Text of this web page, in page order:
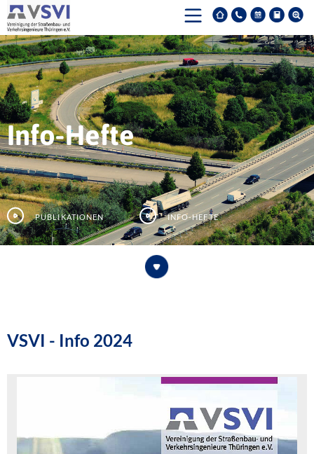
Info-Hefte
Publikationen Info-Hefte
VSVI - Info 2024